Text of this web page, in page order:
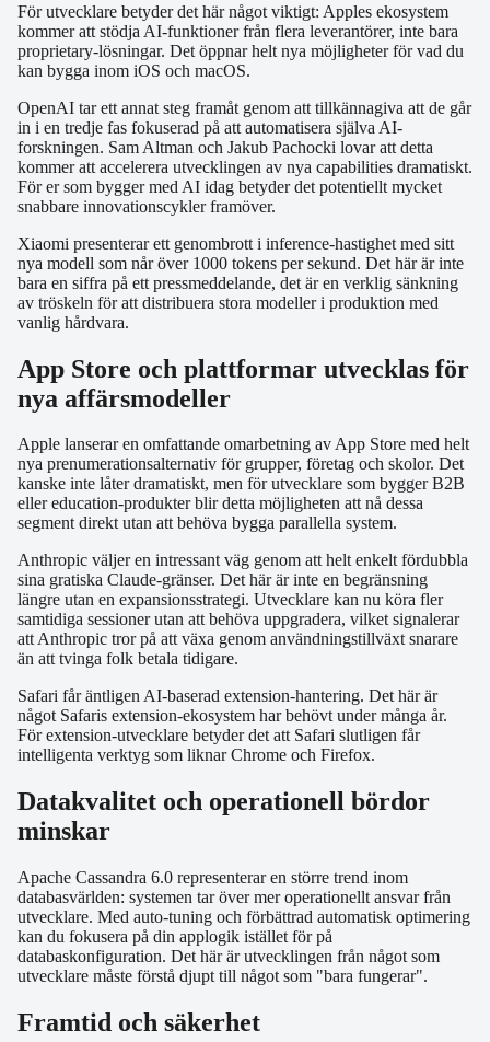
För utvecklare betyder det här något viktigt: Apples ekosystem
kommer att stödja AI-funktioner från flera leverantörer, inte bara
proprietary-lösningar. Det öppnar helt nya möjligheter för vad du
kan bygga inom iOS och macOS.
OpenAI tar ett annat steg framåt genom att tillkännagiva att de går
in i en tredje fas fokuserad på att automatisera själva AI-
forskningen. Sam Altman och Jakub Pachocki lovar att detta
kommer att accelerera utvecklingen av nya capabilities dramatiskt.
För er som bygger med AI idag betyder det potentiellt mycket
snabbare innovationscykler framöver.
Xiaomi presenterar ett genombrott i inference-hastighet med sitt
nya modell som når över 1000 tokens per sekund. Det här är inte
bara en siffra på ett pressmeddelande, det är en verklig sänkning
av tröskeln för att distribuera stora modeller i produktion med
vanlig hårdvara.
App Store och plattformar utvecklas för
nya affärsmodeller
Apple lanserar en omfattande omarbetning av App Store med helt
nya prenumerationsalternativ för grupper, företag och skolor. Det
kanske inte låter dramatiskt, men för utvecklare som bygger B2B
eller education-produkter blir detta möjligheten att nå dessa
segment direkt utan att behöva bygga parallella system.
Anthropic väljer en intressant väg genom att helt enkelt fördubbla
sina gratiska Claude-gränser. Det här är inte en begränsning
längre utan en expansionsstrategi. Utvecklare kan nu köra fler
samtidiga sessioner utan att behöva uppgradera, vilket signalerar
att Anthropic tror på att växa genom användningstillväxt snarare
än att tvinga folk betala tidigare.
Safari får äntligen AI-baserad extension-hantering. Det här är
något Safaris extension-ekosystem har behövt under många år.
För extension-utvecklare betyder det att Safari slutligen får
intelligenta verktyg som liknar Chrome och Firefox.
Datakvalitet och operationell bördor
minskar
Apache Cassandra 6.0 representerar en större trend inom
databasvärlden: systemen tar över mer operationellt ansvar från
utvecklare. Med auto-tuning och förbättrad automatisk optimering
kan du fokusera på din applogik istället för på
databaskonfiguration. Det här är utvecklingen från något som
utvecklare måste förstå djupt till något som "bara fungerar".
Framtid och säkerhet